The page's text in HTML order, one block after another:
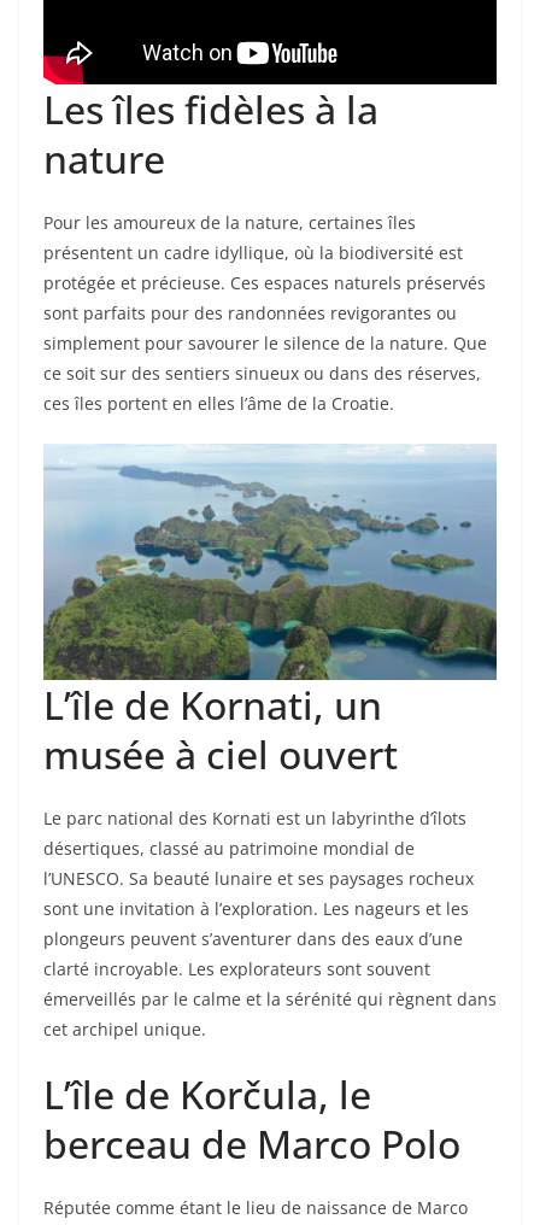
Les îles fidèles à la
nature
Pour les amoureux de la nature, certaines îles
présentent un cadre idyllique, où la biodiversité est
protégée et précieuse. Ces espaces naturels préservés
sont parfaits pour des randonnées revigorantes ou
simplement pour savourer le silence de la nature. Que
ce soit sur des sentiers sinueux ou dans des réserves,
ces îles portent en elles l’âme de la Croatie.
L’île de Kornati, un
musée à ciel ouvert
Le parc national des Kornati est un labyrinthe d’îlots
désertiques, classé au patrimoine mondial de
l’UNESCO. Sa beauté lunaire et ses paysages rocheux
sont une invitation à l’exploration. Les nageurs et les
plongeurs peuvent s’aventurer dans des eaux d’une
clarté incroyable. Les explorateurs sont souvent
émerveillés par le calme et la sérénité qui règnent dans
cet archipel unique.
L’île de Korčula, le
berceau de Marco Polo
Réputée comme étant le lieu de naissance de Marco